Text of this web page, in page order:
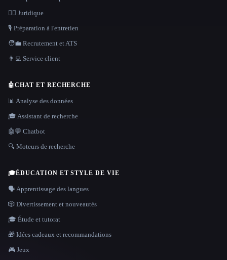
👩‍⚖️ Juridique
🎙️ Préparation à l'entretien
🧑‍💼 Recrutement et ATS
👨‍💻 Service client
🤖CHAT ET RECHERCHE
📊 Analyse des données
🎓 Assistant de recherche
🤖💬 Chatbot
🔍 Moteurs de recherche
🎓ÉDUCATION ET STYLE DE VIE
🗣️ Apprentissage des langues
🎲 Divertissement et nouveautés
🎓 Étude et tutorat
🎁 Idées cadeaux et recommandations
🎮 Jeux